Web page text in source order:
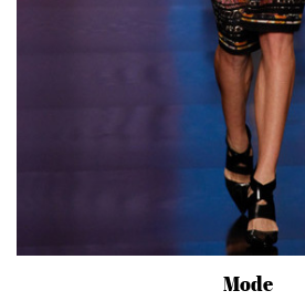
Mode